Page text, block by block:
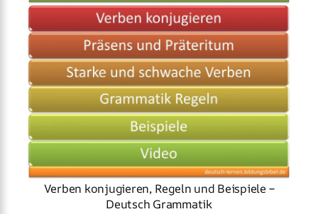
Verben konjugieren, Regeln und Beispiele –
Deutsch Grammatik